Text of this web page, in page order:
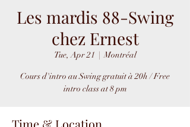
Les mardis 88-Swing
chez Ernest
Tue, Apr 21
  |
Montréal
Cours d'intro au Swing gratuit à 20h / Free
intro class at 8 pm
Time & Location